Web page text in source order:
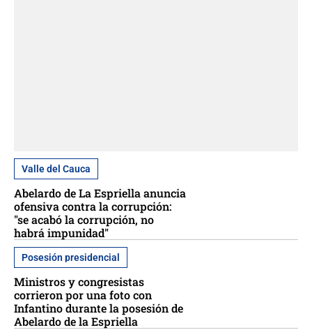
Valle del Cauca
Abelardo de La Espriella anuncia
ofensiva contra la corrupción:
"se acabó la corrupción, no
habrá impunidad"
Posesión presidencial
Ministros y congresistas
corrieron por una foto con
Infantino durante la posesión de
Abelardo de la Espriella